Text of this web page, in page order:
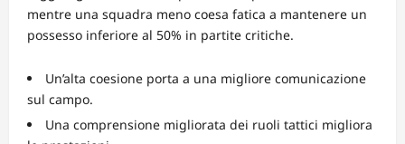
mentre una squadra meno coesa fatica a mantenere un
possesso inferiore al 50% in partite critiche.
Un’alta coesione porta a una migliore comunicazione
sul campo.
Una comprensione migliorata dei ruoli tattici migliora